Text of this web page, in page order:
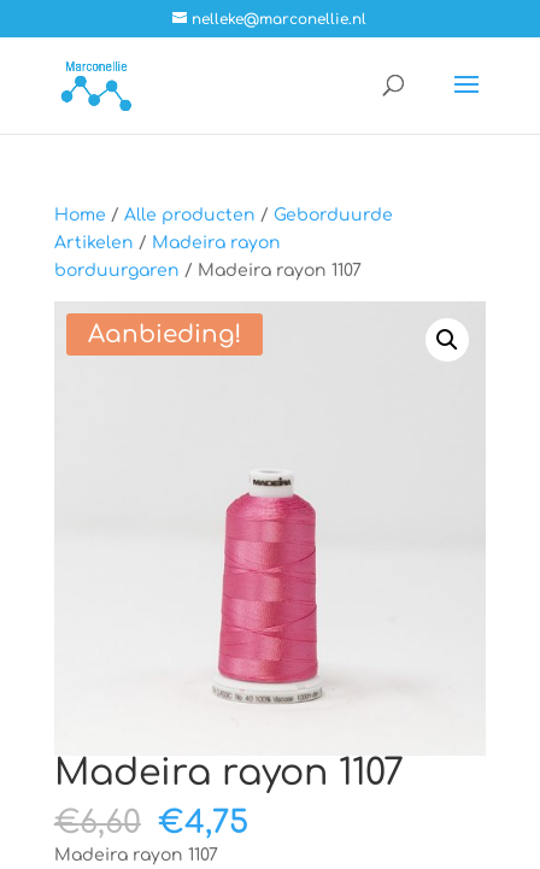
nelleke@marconellie.nl
Home / Alle producten / Geborduurde
Artikelen / Madeira rayon
borduurgaren / Madeira rayon 1107
Aanbieding!
Madeira rayon 1107
€6,60 Oorspronkelijke
prijs
€4,75Huidige
Madeira rayon 1107